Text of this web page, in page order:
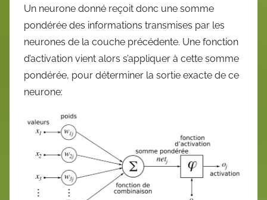
Un neurone donné reçoit donc une somme
pondérée des informations transmises par les
neurones de la couche précédente. Une fonction
d’activation vient alors s’appliquer à cette somme
pondérée, pour déterminer la sortie exacte de ce
neurone: